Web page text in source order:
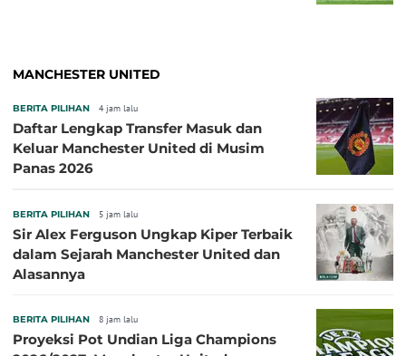
MANCHESTER UNITED
BERITA PILIHAN 4 jam lalu
Daftar Lengkap Transfer Masuk dan
Keluar Manchester United di Musim
Panas 2026
BERITA PILIHAN 5 jam lalu
Sir Alex Ferguson Ungkap Kiper Terbaik
dalam Sejarah Manchester United dan
Alasannya
BERITA PILIHAN 8 jam lalu
Proyeksi Pot Undian Liga Champions